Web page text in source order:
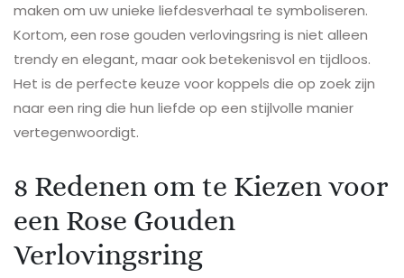
maken om uw unieke liefdesverhaal te symboliseren.
Kortom, een rose gouden verlovingsring is niet alleen
trendy en elegant, maar ook betekenisvol en tijdloos.
Het is de perfecte keuze voor koppels die op zoek zijn
naar een ring die hun liefde op een stijlvolle manier
vertegenwoordigt.
8 Redenen om te Kiezen voor
een Rose Gouden
Verlovingsring